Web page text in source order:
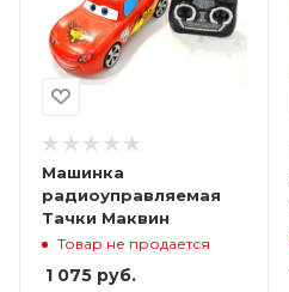
Машинка
радиоуправляемая
Тачки Маквин
Товар не продается
1 075 руб.